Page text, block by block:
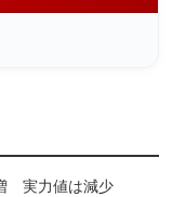
実力値は減少